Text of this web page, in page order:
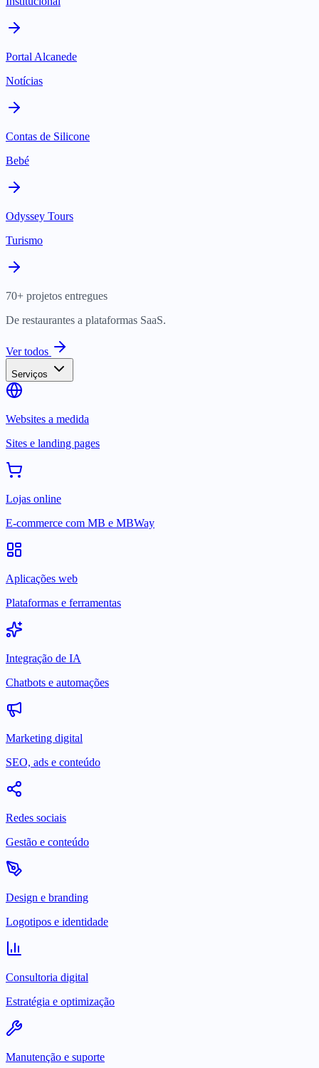
Portal Alcanede
Notícias
Contas de Silicone
Bebé
Odyssey Tours
Turismo
70+ projetos entregues
De restaurantes a plataformas SaaS.
Ver todos
Serviços
Websites a medida
Sites e landing pages
Lojas online
E-commerce com MB e MBWay
Aplicações web
Plataformas e ferramentas
Integração de IA
Chatbots e automações
Marketing digital
SEO, ads e conteúdo
Redes sociais
Gestão e conteúdo
Design e branding
Logotipos e identidade
Consultoria digital
Estratégia e optimização
Manutenção e suporte